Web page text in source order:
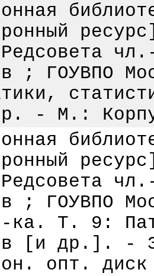
; ГОУВПО
- М.:
; ГОУВПО
ка. Т. 9:
[и др.]. -
опт. диск